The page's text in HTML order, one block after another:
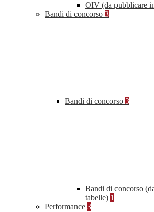
OIV (da pubblicare
Bandi di concorso 3
Bandi di concorso 3
Bandi di concorso
tabelle) 1
Performance 3